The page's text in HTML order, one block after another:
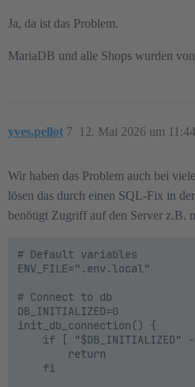
Ja, da ist das Problem.
MariaDB und alle Shops wurden
yves.pellot 12. Mai 2026 um 11:44
7
Wir haben das Problem auch bei
lösen das durch einen SQL-Fix in
benötigt Zugriff auf den Server z.B.
# Default variables
ENV_FILE=".env.local"
# Connect to db
DB_INITIALIZED=0
init_db_connection() {
if [ "$DB_INITIALIZED"
        return
    fi